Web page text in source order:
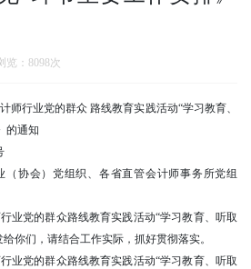
：8098次
师行业党的群众 路线教育实践活动“学习教育、
的通知
（协会）党组织、各省直管会计师事务所党组
业党的群众路线教育实践活动“学习教育、听取
你们，请结合工作实际，抓好贯彻落实。
业党的群众路线教育实践活动“学习教育、听取